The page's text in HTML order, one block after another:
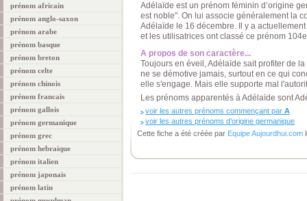
prénom africain
prénom anglo-saxon
prénom arabe
prénom basque
prénom breton
prénom celte
prénom chinois
prénom francais
prénom gallois
prénom germanique
prénom grec
prénom hebraique
prénom italien
prénom japonais
prénom latin
Adélaïde est un prénom féminin d’origine
est noble". On lui associe généralement la
Adélaïde le 16 décembre. Il y a
et les utilisatrices ont classé ce prénom
A propos de son caractère...
Toujours en éveil, Adélaïde sait profiter de
ne se démotive jamais, surtout en ce qui
elle s'engage. Mais elle supporte mal
Les prénoms apparentés à Adélaïde sont
voir les autres prénoms commençant par A
voir les autres prénoms d’origine germanique
Cette fiche a été créée par Equipe Aujourdhui.com